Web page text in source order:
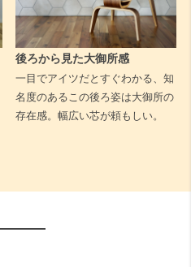
後ろから見た大御所感
一目でアイツだとすぐわかる、知
名度のあるこの後ろ姿は大御所の
存在感。幅広い芯が頼もしい。